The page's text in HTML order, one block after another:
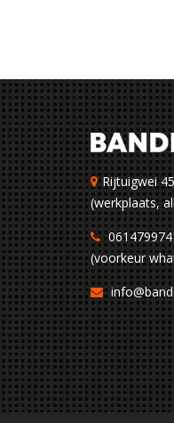
Rijtuigwei
(werkplaats,
(voorkeur